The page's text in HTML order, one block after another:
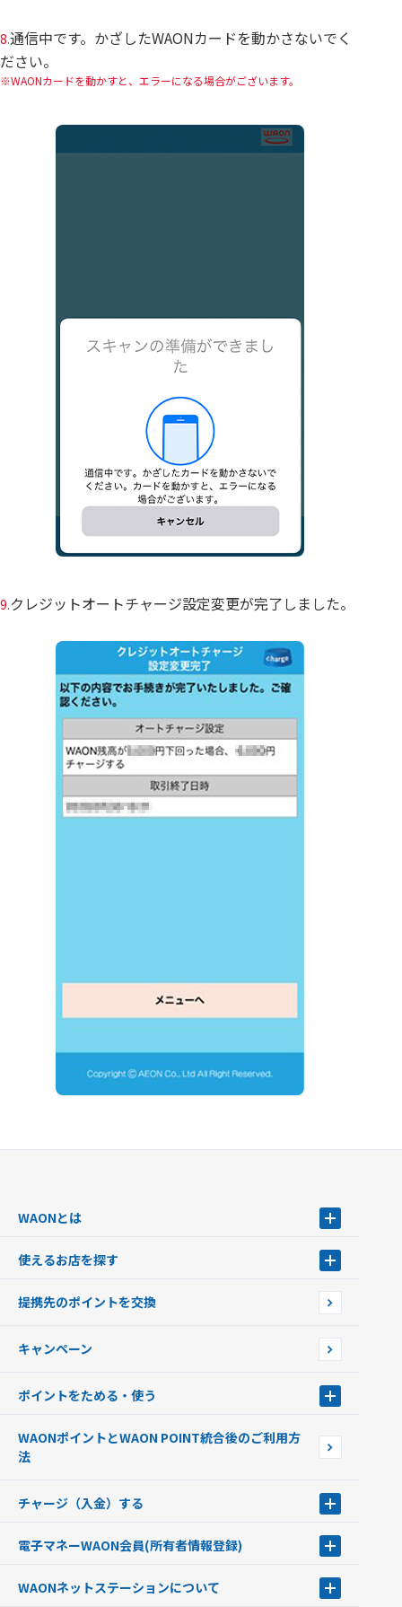
8.通信中です。かざしたWAONカードを動かさないでく
ださい。
WAONカードを動かすと、エラーになる場合がございます。
9.クレジットオートチャージ設定変更が完了しました。
WAONとは
WAONを申込む
インターネット上でのお買い物について（ネット決済）
使えるお店を探す
店舗検索
イオン銀行ATM設置場所
提携先のポイントを交換
キャンペーン
ポイントをためる・使う
ポイントの有効期限について
WAONポイントとWAON POINT統合後のご利用方
法
チャージ（入金）する
現金でチャージする
銀行口座・ATMからチャージする
電子マネーWAON会員(所有者情報登録)
WAON POINTサービス会員登録に伴う個人データの共同利用のお知
WAONネットステーションについて